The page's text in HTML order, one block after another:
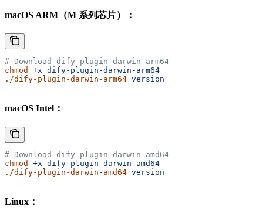
macOS ARM（M 系列芯片）：
# Download dify-plugin-darwin-arm64
chmod
+x dify-plugin-darwin-arm64
./dify-plugin-darwin-arm64 version
macOS Intel：
# Download dify-plugin-darwin-amd64
chmod
+x dify-plugin-darwin-amd64
./dify-plugin-darwin-amd64 version
Linux：